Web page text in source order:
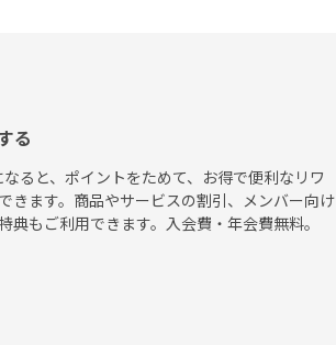
る
ると、ポイントをためて、お得で便利なリワ
きます。商品やサービスの割引、メンバー向け
典もご利用できます。入会費・年会費無料。